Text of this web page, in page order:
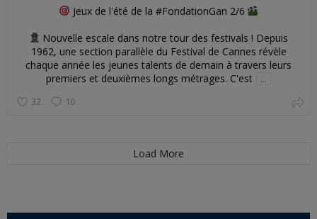
Jeux de l'été de la #FondationGan 2/6
Nouvelle escale dans notre tour des festivals ! Depuis
1962, une section parallèle du Festival de Cannes révèle
chaque année les jeunes talents de demain à travers leurs
premiers et deuxièmes longs métrages. C'est
...
32 10
Load More